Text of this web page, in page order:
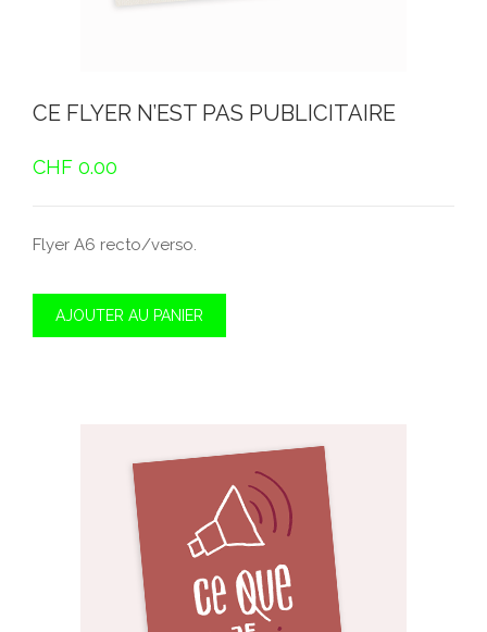
CE FLYER N’EST PAS PUBLICITAIRE
CHF 0.00
Flyer A6 recto/verso.
AJOUTER AU PANIER